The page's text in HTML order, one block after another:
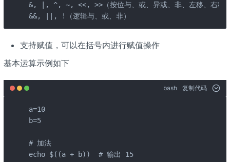
&, |, ^, ~, <<, >>（按位与、或、异或、非、左移、右移
&&, ||, !（逻辑与、或、非）
支持赋值，可以在括号内进行赋值操作
基本运算示例如下
bash 复制代码
a=10
b=5
# 加法
echo $((a + b))  # 输出 15